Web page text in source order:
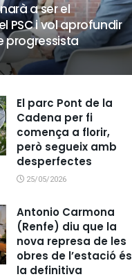
a ser el
PSC i vol aprofundir
progressista
El parc Pont de la
Cadena per fi
comença a florir,
però segueix amb
desperfectes
25/05/2026
Antonio Carmona
(Renfe) diu que la
nova represa de les
obres de l’estació és
la definitiva